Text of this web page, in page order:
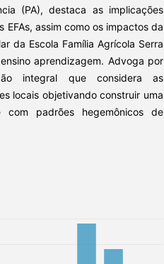
(PA), destaca as implicações
EFAs, assim como os impactos da
da Escola Família Agrícola Serra
aprendizagem. Advoga por
integral que considera as
locais objetivando construir uma
com padrões hegemônicos de